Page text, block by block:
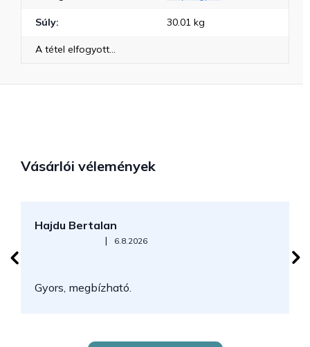
Súly: 30.01 kg
A tétel elfogyott…
Vásárlói vélemények
Hajdu Bertalan
Az áruház értékelése 5-ből 5 csillag.
| 6.8.2026
Gyors, megbízható.